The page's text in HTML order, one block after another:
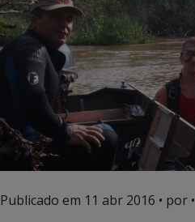
Publicado em 11 abr 2016 • por •